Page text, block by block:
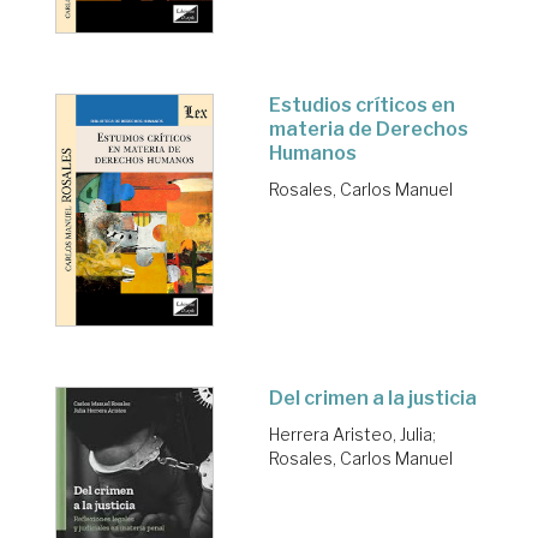
Estudios críticos en
materia de Derechos
Humanos
Rosales, Carlos Manuel
Del crimen a la justicia
Herrera Aristeo, Julia;
Rosales, Carlos Manuel